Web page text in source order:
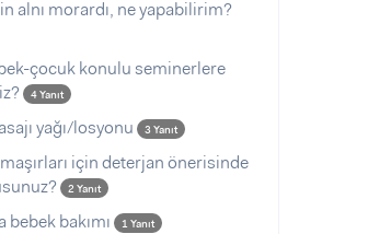
alnı morardı, ne yapabilirim?
çocuk konulu seminerlere
4 Yanıt
yağı/losyonu 3 Yanıt
için deterjan önerisinde
2 Yanıt
bebek bakımı 1 Yanıt